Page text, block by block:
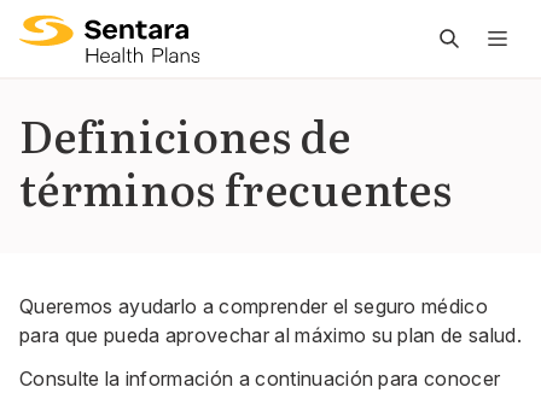
Definiciones de
términos frecuentes
Queremos ayudarlo a comprender el seguro médico
para que pueda aprovechar al máximo su plan de salud.
Consulte la información a continuación para conocer